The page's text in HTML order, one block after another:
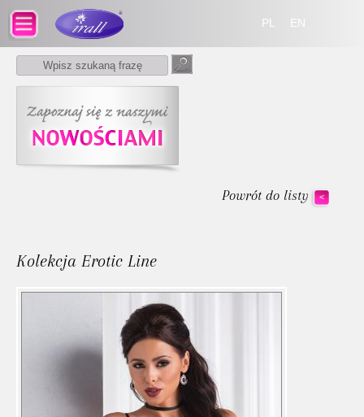
PL EN
Kolekcja Erotic Line
Powrót do listy <